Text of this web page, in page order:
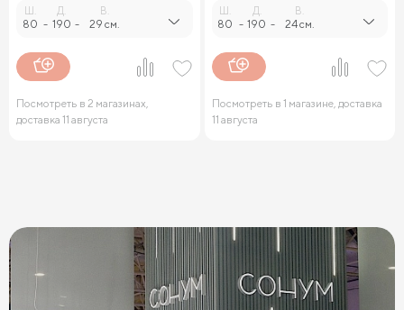
80 -
Д.
190 -
В.
29 см.
Посмотреть в 2 магазинах,
доставка 11 августа
80 -
Д.
190 -
В.
24 см.
Посмотреть в 1 магазине, доставка
11 августа